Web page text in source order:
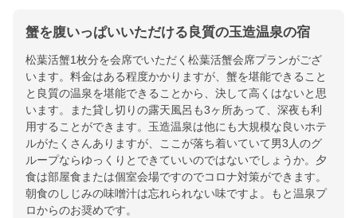
蟹を腹いっぱいいただける良質の玉造温泉の宿
松葉活蟹1枚分を会席でいただく松葉活蟹会席プランがござ
います。料金はある程度かかりますが、蟹を堪能できること
と良質の温泉を堪能できることから、決して高くはないと思
います。また貸し切りの露天風呂も3ヶ所あって、深夜も利
用することができます。玉造温泉は他にも大規模な良いホテ
ルがたくさんありますが、ここが落ち着いていて男3人のグ
ループならゆっくりとできていいのではないでしょうか。夕
食は部屋食または個室会場ですのでコロナ対策ができます。
朝食のしじみの味噌汁は忘れられない味ですよ。もと温泉プ
ロからのお奨めです。